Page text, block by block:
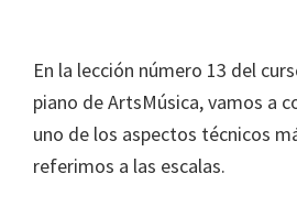
En la lección número 13 del
piano de ArtsMúsica, vamos a
uno de los aspectos técnicos
referimos a las escalas.